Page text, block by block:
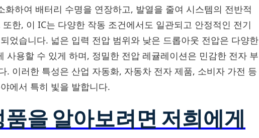
화하여 배터리 수명을 연장하고, 발열을 줄여 시스템의 전반적
한, 이 IC는 다양한 작동 조건에서도 일관되고 안정적인 전기
었습니다. 넓은 입력 전압 범위와 낮은 드롭아웃 전압은 다양한
사용할 수 있게 하며, 정밀한 전압 레귤레이션은 민감한 전자 부
. 이러한 특성은 산업 자동화, 자동차 전자 제품, 소비자 가전 등
에서 특히 빛을 발합니다.
품을 알아보려면 저희에게